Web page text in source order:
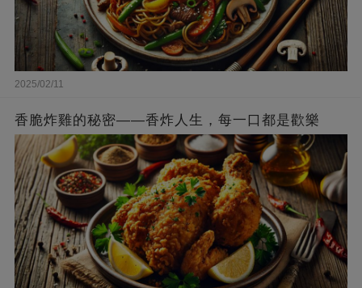
2025/02/11
香脆炸雞的秘密——香炸人生，每一口都是歡樂